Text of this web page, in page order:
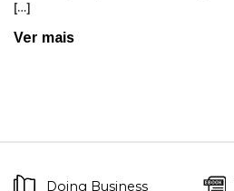
[…]
Ver mais
Doing Business